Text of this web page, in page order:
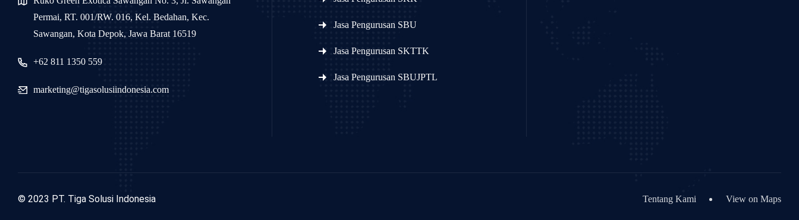
Permai, RT. 001/RW. 016, Kel. Bedahan, Kec.
Sawangan, Kota Depok, Jawa Barat 16519
+62 811 1350 559
marketing@tigasolusiindonesia.com
Jasa Pengurusan SBU
Jasa Pengurusan SKTTK
Jasa Pengurusan SBUJPTL
© 2023 PT. Tiga Solusi Indonesia Tentang Kami View on Maps